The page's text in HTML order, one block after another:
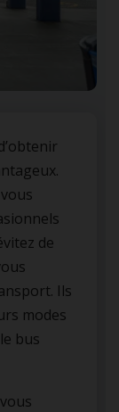
de
Ils
modes
bus